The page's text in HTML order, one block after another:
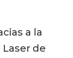
a la
de